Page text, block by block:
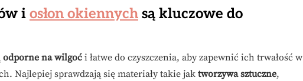
i osłon okiennych są kluczowe do
odporne na wilgoć i łatwe do czyszczenia, aby zapewnić ich trwałość w
Najlepiej sprawdzają się materiały takie jak tworzywa sztuczne,